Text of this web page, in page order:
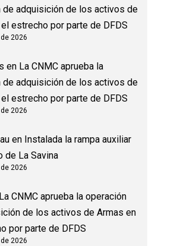
de adquisición de los activos de
estrecho por parte de DFDS
2026
en La CNMC aprueba la
de adquisición de los activos de
estrecho por parte de DFDS
2026
en Instalada la rampa auxiliar
de La Savina
2026
La CNMC aprueba la operación
de los activos de Armas en
por parte de DFDS
2026